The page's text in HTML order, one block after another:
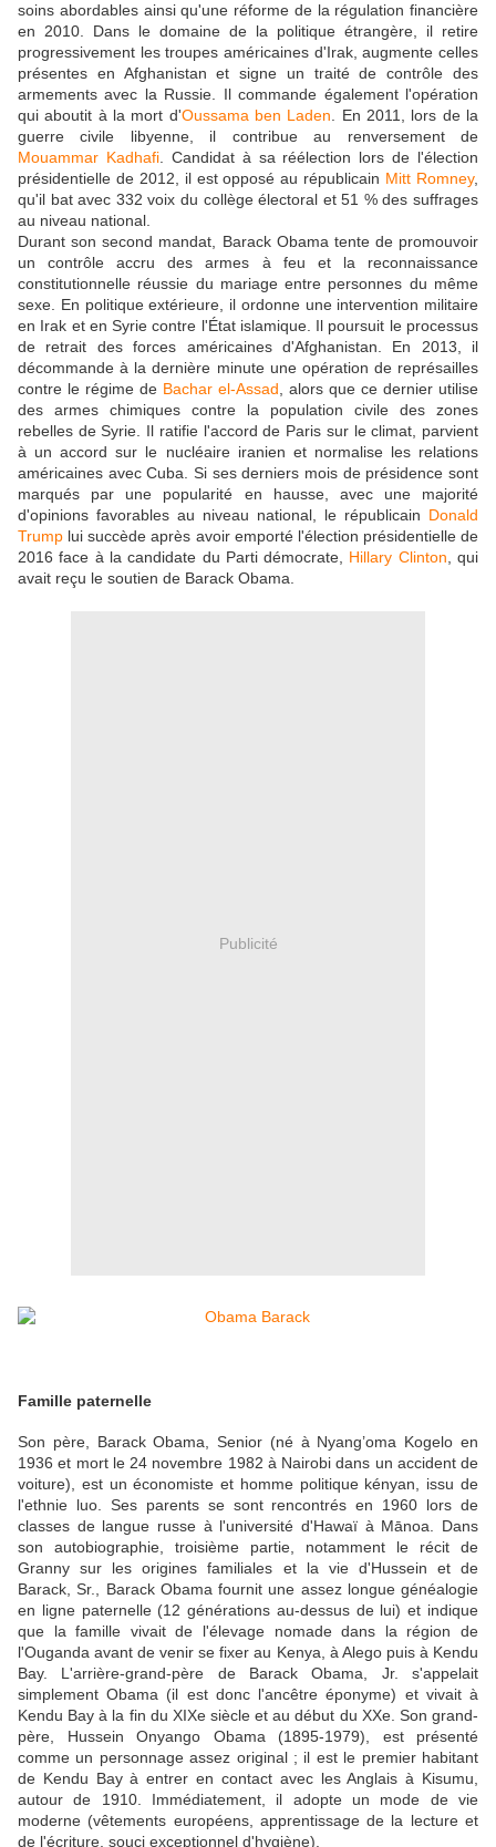
soins abordables ainsi qu'une réforme de la régulation financière
en 2010. Dans le domaine de la politique étrangère, il retire
progressivement les troupes américaines d'Irak, augmente celles
présentes en Afghanistan et signe un traité de contrôle des
armements avec la Russie. Il commande également l'opération
qui aboutit à la mort d'Oussama ben Laden . En 2011, lors de la
guerre civile libyenne, il contribue au renversement de
Mouammar Kadhafi. Candidat à sa réélection lors de l'élection
présidentielle de 2012, il est opposé au républicain Mitt Romney,
qu'il bat avec 332 voix du collège électoral et 51 % des suffrages
au niveau national.
Durant son second mandat, Barack Obama tente de promouvoir
un contrôle accru des armes à feu et la reconnaissance
constitutionnelle réussie du mariage entre personnes du même
sexe. En politique extérieure, il ordonne une intervention militaire
en Irak et en Syrie contre l'État islamique. Il poursuit le processus
de retrait des forces américaines d'Afghanistan. En 2013, il
décommande à la dernière minute une opération de représailles
contre le régime de Bachar el-Assad , alors que ce dernier utilise
des armes chimiques contre la population civile des zones
rebelles de Syrie. Il ratifie l'accord de Paris sur le climat, parvient
à un accord sur le nucléaire iranien et normalise les relations
américaines avec Cuba. Si ses derniers mois de présidence sont
marqués par une popularité en hausse, avec une majorité
d'opinions favorables au niveau national, le républicain Donald
Trump lui succède après avoir emporté l'élection présidentielle de
2016 face à la candidate du Parti démocrate, Hillary Clinton , qui
avait reçu le soutien de Barack Obama.
Publicité
Famille paternelle
Son père, Barack Obama, Senior (né à Nyang’oma Kogelo en
1936 et mort le 24 novembre 1982 à Nairobi dans un accident de
voiture), est un économiste et homme politique kényan, issu de
l'ethnie luo. Ses parents se sont rencontrés en 1960 lors de
classes de langue russe à l'université d'Hawaï à Mānoa. Dans
son autobiographie, troisième partie, notamment le récit de
Granny sur les origines familiales et la vie d'Hussein et de
Barack, Sr., Barack Obama fournit une assez longue généalogie
en ligne paternelle (12 générations au-dessus de lui) et indique
que la famille vivait de l'élevage nomade dans la région de
l'Ouganda avant de venir se fixer au Kenya, à Alego puis à Kendu
Bay. L'arrière-grand-père de Barack Obama, Jr. s'appelait
simplement Obama (il est donc l'ancêtre éponyme) et vivait à
Kendu Bay à la fin du XIXe siècle et au début du XXe. Son grand-
père, Hussein Onyango Obama (1895-1979), est présenté
comme un personnage assez original ; il est le premier habitant
de Kendu Bay à entrer en contact avec les Anglais à Kisumu,
autour de 1910. Immédiatement, il adopte un mode de vie
moderne (vêtements européens, apprentissage de la lecture et
de l'écriture, souci exceptionnel d'hygiène).